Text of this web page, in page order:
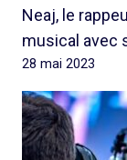
Neaj, le
musical avec
28 mai 2023